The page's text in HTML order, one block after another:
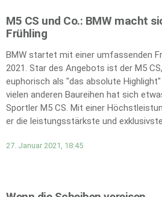
M5 CS und Co.: BMW macht
Frühling
BMW startet mit einer umfassenden
2021. Star des Angebots ist der M5
euphorisch als "das absolute
vielen anderen Baureihen hat sich
Sportler M5 CS. Mit einer
er die leistungsstärkste und
27. Januar 2021, 18:45